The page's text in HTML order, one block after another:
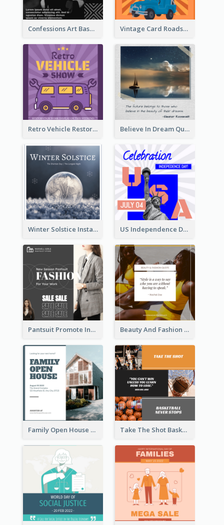
Confessions Art Basel Instagram Post Vintage Card Roadshow Instagram Post
Retro Vehicle Restoration Instagram Post Believe In Dream Quote Instagram Post
Winter Solstice Instagram Post US Independence Day Instagram Post
Pantsuit Promote Instagram Post Beauty And Fashion Inspirational Quote Instagram Post
Family Open House Registration Instagram Post Take The Shot Basketball Instagram Post